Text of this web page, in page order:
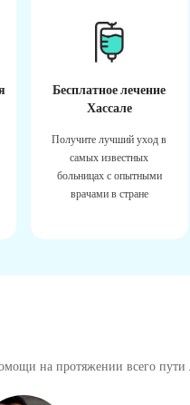
Бесплатное лечение
Хассале
Получите лучший уход в
самых известных
больницах с опытными
врачами в стране
на протяжении всего пути